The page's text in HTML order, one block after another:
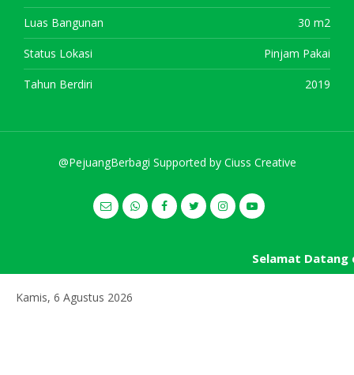
Kamis, 6 Agustus 2026
Luas Bangunan 30 m2
Status Lokasi Pinjam Pakai
Tahun Berdiri 2019
@PejuangBerbagi Supported by Ciuss Creative
Selamat Datang